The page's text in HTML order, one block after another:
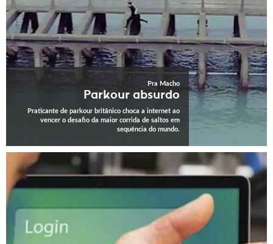
Pra Macho
Parkour absurdo
Praticante de parkour britânico choca a internet ao
vencer o desafio da maior corrida de saltos em
sequência do mundo.